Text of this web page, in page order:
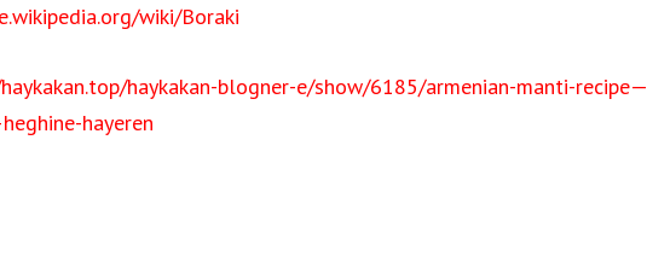
wiki/Boraki
haykakan-blogner-e/show/6185/armenian-manti-recipe—
hayeren